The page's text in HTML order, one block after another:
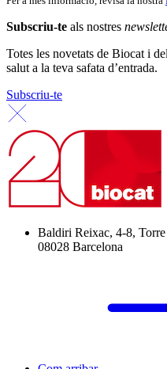
Subscriu-te als nostres
Totes les novetats de Biocat i
salut a la teva safata d’entrada.
Subscriu-te
Baldiri Reixac, 4-8,
08028 Barcelona